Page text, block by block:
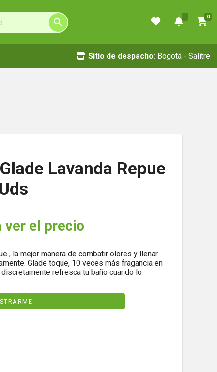
- 0
Sitio de despacho: Bogotá - Salitre
Lavanda Repue
ver el precio
, la mejor manera de combatir olores y llenar
Glade toque, 10 veces más fragancia en
refresca tu baño cuando lo